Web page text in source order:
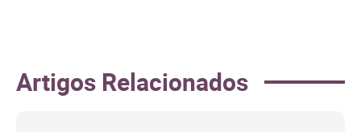
Artigos Relacionados